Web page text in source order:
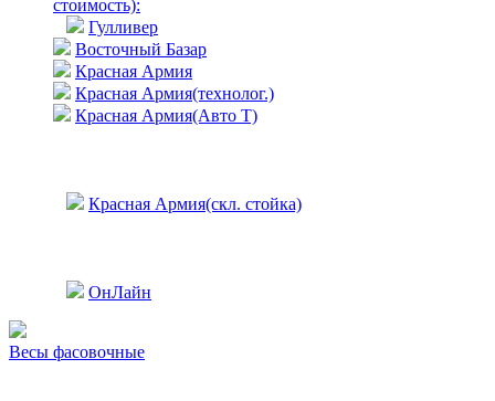
стоимость):
Гулливер
Восточный Базар
Красная Армия
Красная Армия(технолог.)
Красная Армия(Авто Т)
Красная Армия(скл. стойка)
ОнЛайн
Весы фасовочные